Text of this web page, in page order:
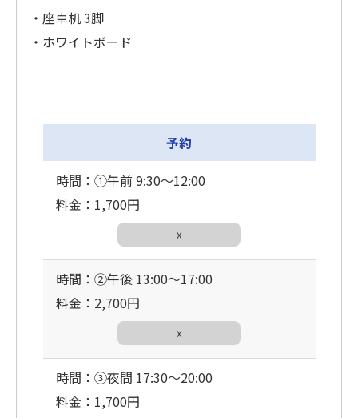
・座卓机 3脚
・ホワイトボード
予約
時間：①午前 9:30〜12:00
料金：1,700円
☓
時間：②午後 13:00〜17:00
料金：2,700円
☓
時間：③夜間 17:30〜20:00
料金：1,700円